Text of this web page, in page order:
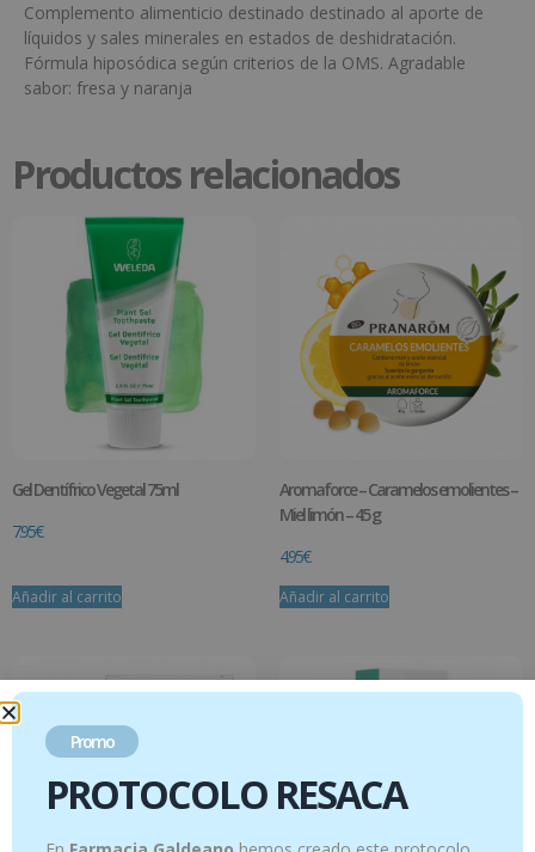
Complemento alimenticio destinado destinado al aporte de
líquidos y sales minerales en estados de deshidratación.
Fórmula hiposódica según criterios de la OMS. Agradable
sabor: fresa y naranja
Productos relacionados
Gel Dentífrico Vegetal 75ml
7.95€
Añadir al carrito
Aromaforce – Caramelos emolientes –
Miel limón – 45 g
4.95€
Añadir al carrito
Promo
PROTOCOLO RESACA